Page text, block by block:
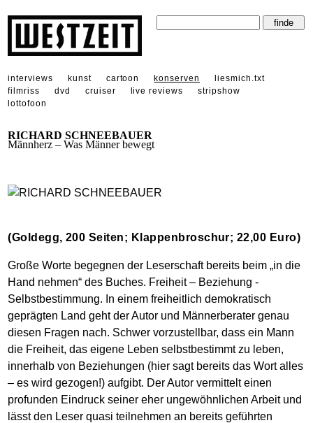
interviews kunst cartoon konserven
liesmich.txt
filmriss
dvd cruiser live reviews
stripshow
lottofoon
RICHARD SCHNEEBAUER
Männherz – Was Männer bewegt
(Goldegg, 200 Seiten; Klappenbroschur; 22,00 Euro)
Große Worte begegnen der Leserschaft bereits beim „in die
Hand nehmen“ des Buches. Freiheit – Beziehung -
Selbstbestimmung. In einem freiheitlich demokratisch
geprägten Land geht der Autor und Männerberater genau
diesen Fragen nach. Schwer vorzustellbar, dass ein Mann
die Freiheit, das eigene Leben selbstbestimmt zu leben,
innerhalb von Beziehungen (hier sagt bereits das Wort alles
– es wird gezogen!) aufgibt. Der Autor vermittelt einen
profunden Eindruck seiner eher ungewöhnlichen Arbeit und
lässt den Leser quasi teilnehmen an bereits geführten